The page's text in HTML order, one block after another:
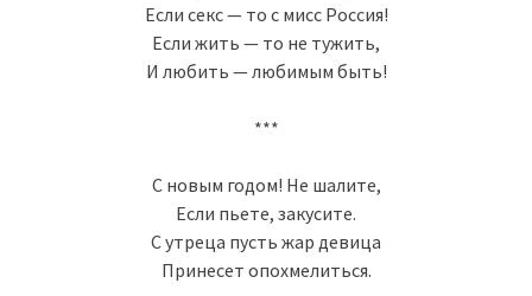
Если секс — то с мисс Россия!
Если жить — то не тужить,
И любить — любимым быть!
***
С новым годом! Не шалите,
Если пьете, закусите.
С утреца пусть жар девица
Принесет опохмелиться.